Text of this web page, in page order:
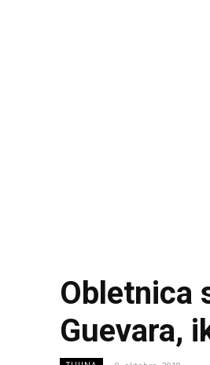
Obletnica
Guevara,